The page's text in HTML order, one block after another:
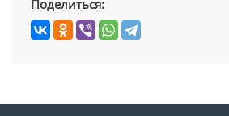
Поделиться: